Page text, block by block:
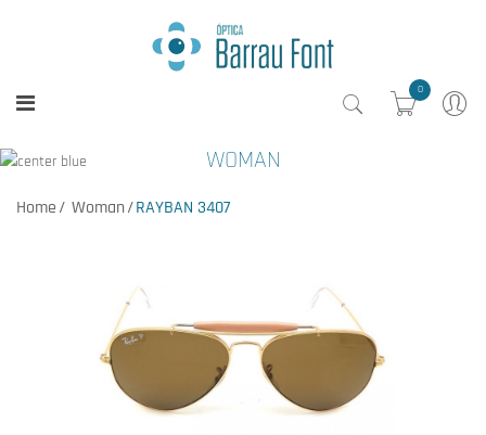
0
WOMAN
Home Woman RAYBAN 3407